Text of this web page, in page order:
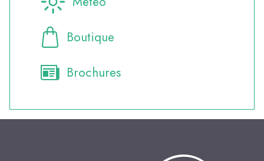
Boutique
Brochures